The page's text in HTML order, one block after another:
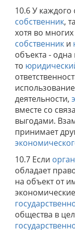
10.6 У каждого
собственник,
хотя во
собственник и
объекта - одна
то
деятельности,
вместе со
выгодами.
принимает
10.7 Если
обладает
на объект от
общества в